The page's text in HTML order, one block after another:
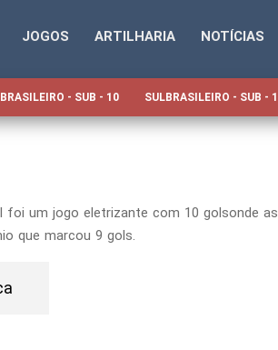
JOGOS ARTILHARIA NOTÍCIAS
- SUB - 10 SULBRASILEIRO - SUB -
um jogo eletrizante com 10 golsonde
que marcou 9 gols.